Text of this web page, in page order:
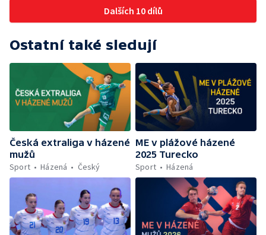
Dalších 10 dílů
Ostatní také sledují
Česká extraliga v házené
mužů
Sport
Házená Český
ME v plážové házené
2025 Turecko
Sport
Házená